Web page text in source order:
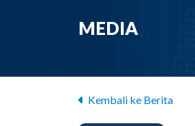
MEDIA
Kembali ke Berita